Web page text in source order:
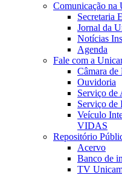
Comunicação na
Secretaria
Jornal da
Notícias
Agenda
Fale com a
Câmara de
Ouvidoria
Serviço de
Serviço de
Veículo
VIDAS
Repositório
Acervo
Banco de
TV